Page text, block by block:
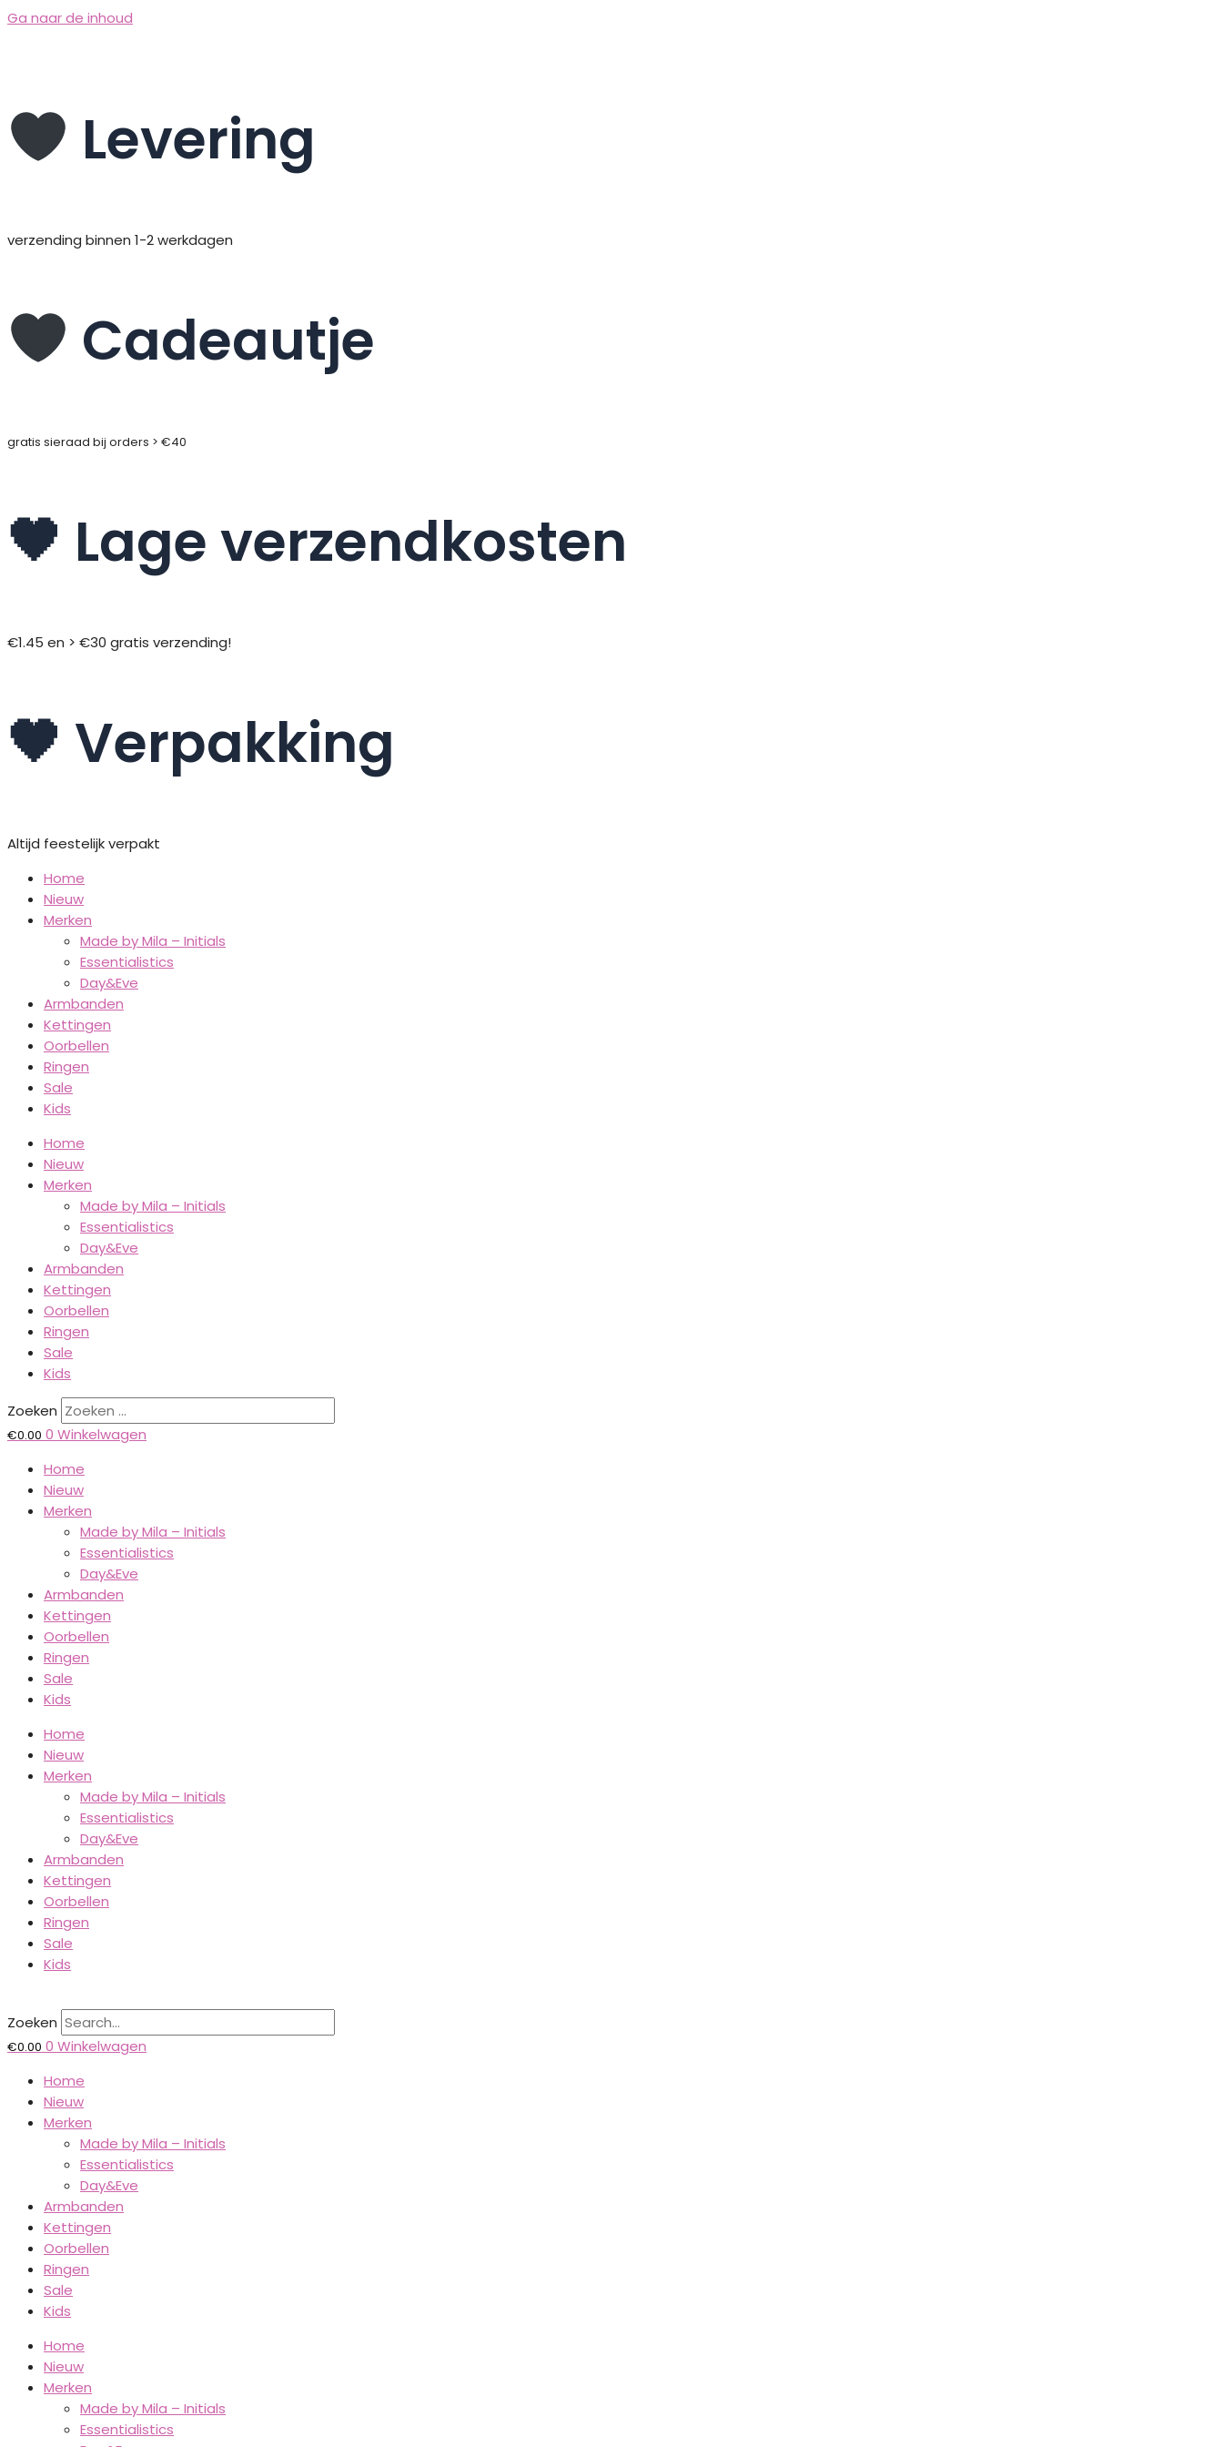
Ga naar de inhoud
Levering
verzending binnen 1-2 werkdagen
Cadeautje
gratis sieraad bij orders > €40
🖤 Lage verzendkosten
€1.45 en > €30 gratis verzending!
🖤 Verpakking
Altijd feestelijk verpakt
Home
Nieuw
Merken
Made by Mila – Initials
Essentialistics
Day&Eve
Armbanden
Kettingen
Oorbellen
Ringen
Sale
Kids
Home
Nieuw
Merken
Made by Mila – Initials
Essentialistics
Day&Eve
Armbanden
Kettingen
Oorbellen
Ringen
Sale
Kids
Zoeken
€0.00 0 Winkelwagen
Home
Nieuw
Merken
Made by Mila – Initials
Essentialistics
Day&Eve
Armbanden
Kettingen
Oorbellen
Ringen
Sale
Kids
Home
Nieuw
Merken
Made by Mila – Initials
Essentialistics
Day&Eve
Armbanden
Kettingen
Oorbellen
Ringen
Sale
Kids
Zoeken
€0.00 0 Winkelwagen
Home
Nieuw
Merken
Made by Mila – Initials
Essentialistics
Day&Eve
Armbanden
Kettingen
Oorbellen
Ringen
Sale
Kids
Home
Nieuw
Merken
Made by Mila – Initials
Essentialistics